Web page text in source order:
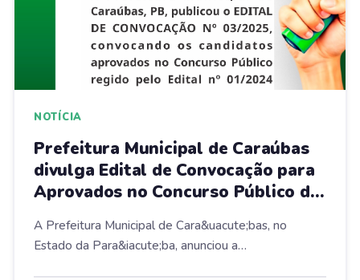
NOTÍCIA
Prefeitura Municipal de Caraúbas
divulga Edital de Convocação para
Aprovados no Concurso Público de
A Prefeitura Municipal de Cara&uacute;bas, no
Estado da Para&iacute;ba, anunciou a